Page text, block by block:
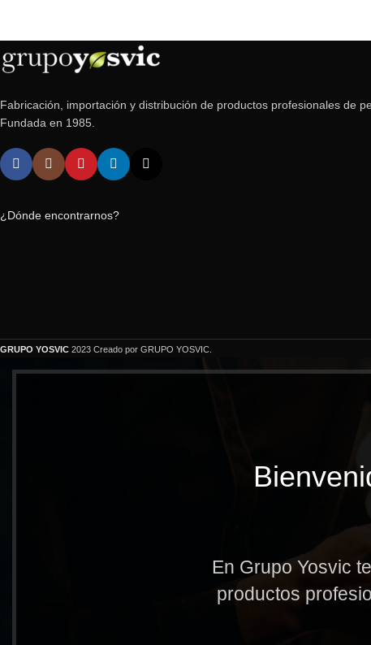
Fabricación, importación y distribución de productos profesionales de
Fundada en 1985.
¿Dónde encontrarnos?
GRUPO YOSVIC 2023 Creado por GRUPO YOSVIC.
En Grupo Yosvic
productos